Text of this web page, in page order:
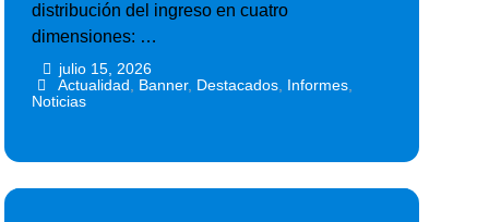
distribución del ingreso en cuatro
dimensiones: …
julio 15, 2026
Actualidad Banner, Destacados, Informes,
Noticias